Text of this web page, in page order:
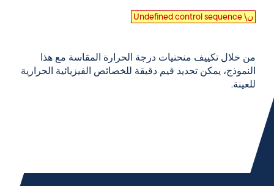
Undefined control sequence \ن
من خلال تكييف منحنيات درجة الحرارة المقاسة مع هذا
النموذج، يمكن تحديد قيم دقيقة للخصائص الفيزيائية الحرارية
للعينة.